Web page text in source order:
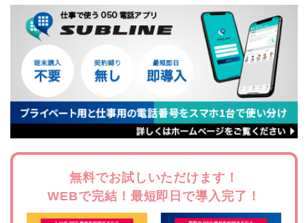
無料でお試しいただけます！
WEBで完結！最短即日で導入完了！